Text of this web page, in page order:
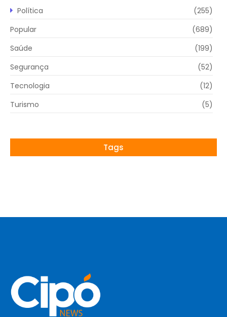
Política
(255)
Popular
(689)
Saúde
(199)
Segurança
(52)
Tecnologia
(12)
Turismo
(5)
Tags